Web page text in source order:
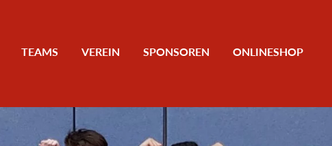
TEAMS VEREIN SPONSOREN ONLINESHOP